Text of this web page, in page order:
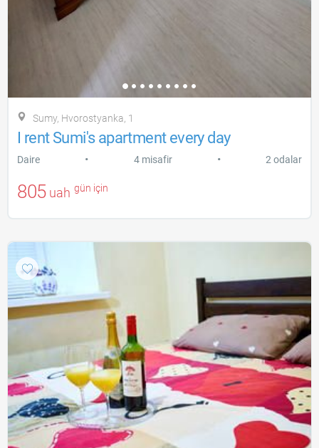
Sumy, Hvorostyanka, 1
I rent Sumi's apartment every day
Daire • 4 misafir • 2 odalar
805 uah gün için